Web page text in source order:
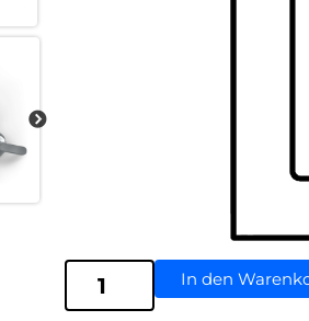
In den